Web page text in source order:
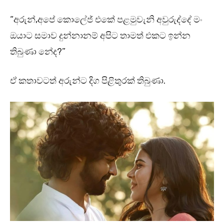
“අරුන්,අපේ කොලේජ් එකේ පළමුවැනි අවුරුද්දේ මං
ඔයාට සමාව දුන්නානම් අපිට තාමත් එකට ඉන්න
තිබුණා නේද?”
ඒ කතාවටත් අරුන්ට දිග පිළිතුරක් තිබුණා.